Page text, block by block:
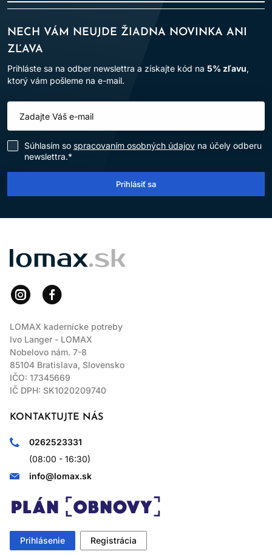
NECH VÁM NEUJDE ŽIADNA NOVINKA ANI
ZĽAVA
Prihláste sa na odber newslettra a získajte kód na 5% zľavu,
ktorý vám pošleme na e-mail.
Súhlasím so spracovaním osobných údajov na účely odberu
newslettra.*
Prihlásiť sa
LOMAX
LOMAX kadernícke potreby
Ivo Langer - LOMAX
Nobelovo nám. 7-8
85104 Bratislava, Slovensko
IČO: 17345669
IČ DPH: SK1020209740
KONTAKTUJTE NÁS
0262523331
(08:00 - 16:30)
info@lomax.sk
Prihlásenie Registrácia